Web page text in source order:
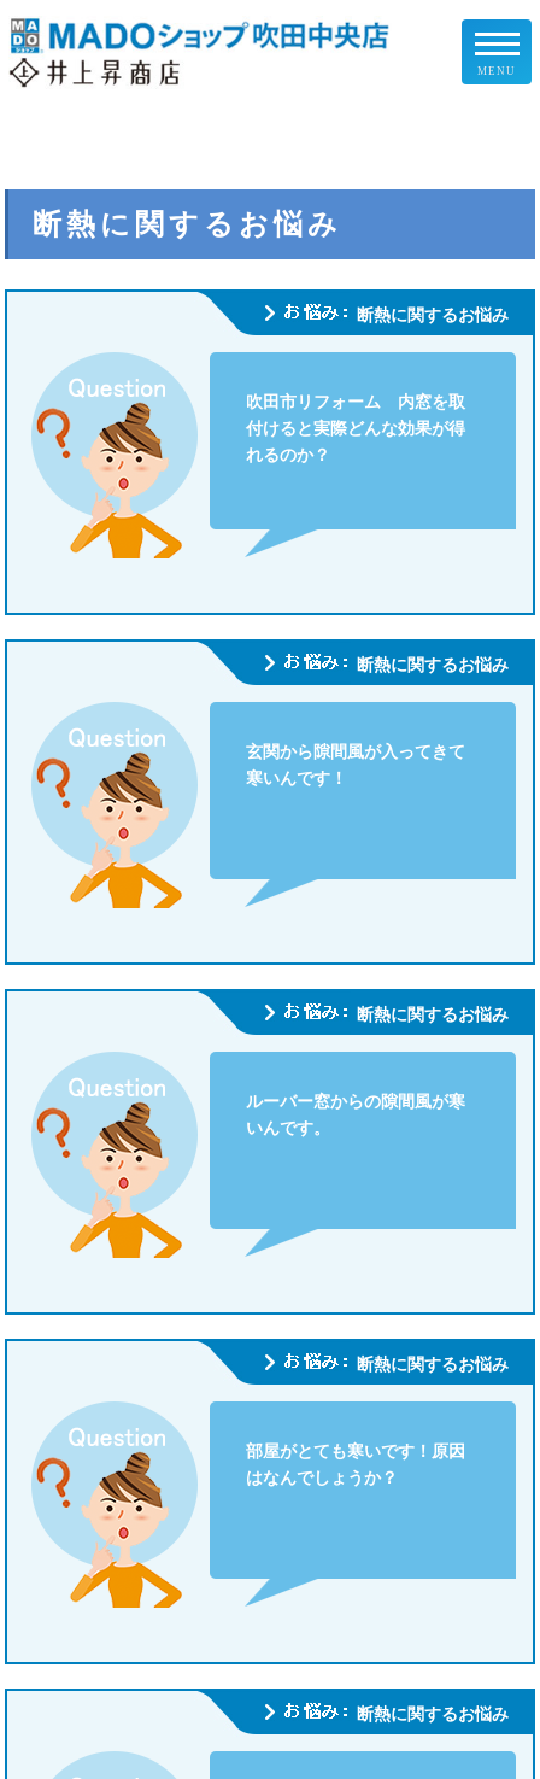
お客様の声
リフォームの流れ
企業情報
スタッフ紹介
スタッフブログ
お問い合わせ
プライバシーポリシー
サイトマップ
MENU
断熱に関するお悩み
断熱に関するお悩み
吹田市リフォーム 内窓を取
付けると実際どんな効果が得
れるのか？
断熱に関するお悩み
玄関から隙間風が入ってきて
寒いんです！
断熱に関するお悩み
ルーバー窓からの隙間風が寒
いんです。
断熱に関するお悩み
部屋がとても寒いです！原因
はなんでしょうか？
断熱に関するお悩み